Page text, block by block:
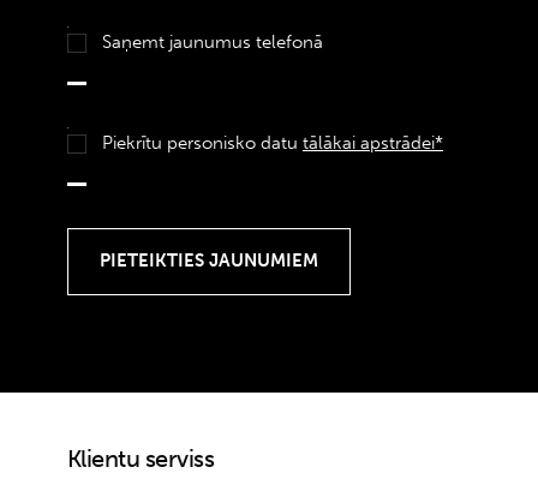
Saņemt jaunumus telefonā
Piekrītu personisko datu tālākai apstrādei*
Klientu serviss